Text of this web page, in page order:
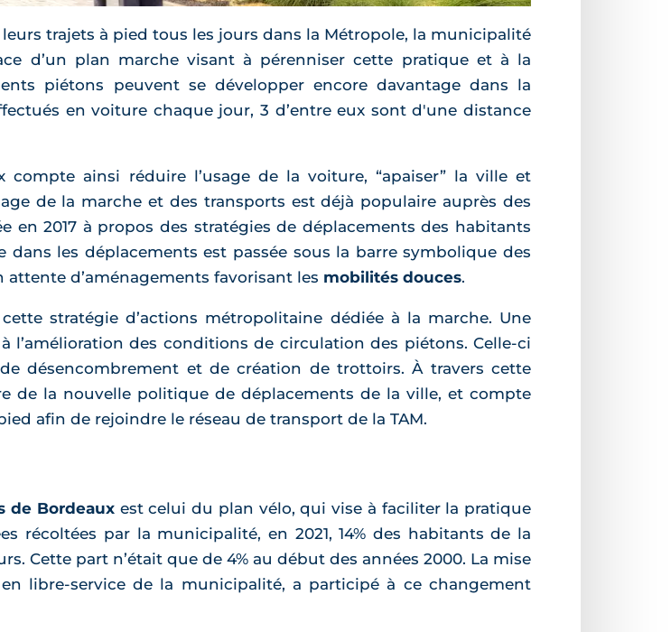
trajets à pied tous les jours dans la Métropole, la municipalité
d’un plan marche visant à pérenniser cette pratique et à la
piétons peuvent se développer encore davantage dans la
en voiture chaque jour, 3 d’entre eux sont d'une distance
ainsi réduire l’usage de la voiture, “apaiser” la ville et
de la marche et des transports est déjà populaire auprès des
en 2017 à propos des stratégies de déplacements des habitants
les déplacements est passée sous la barre symbolique des
d’aménagements favorisant les mobilités douces.
stratégie d’actions métropolitaine dédiée à la marche. Une
l’amélioration des conditions de circulation des piétons. Celle-ci
désencombrement et de création de trottoirs. À travers cette
de la nouvelle politique de déplacements de la ville, et compte
afin de rejoindre le réseau de transport de la TAM.
de Bordeauxest celui du plan vélo, qui vise à faciliter la pratique
récoltées par la municipalité, en 2021, 14% des habitants de la
Cette part n’était que de 4% au début des années 2000. La mise
libre-service de la municipalité, a participé à ce changement